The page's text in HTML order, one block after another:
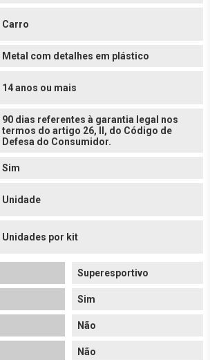
Carro
Metal com detalhes em plástico
14 anos ou mais
90 dias referentes à garantia legal nos
termos do artigo 26, II, do Código de
Defesa do Consumidor.
Sim
Unidade
Unidades por kit
Superesportivo
Sim
Não
Não